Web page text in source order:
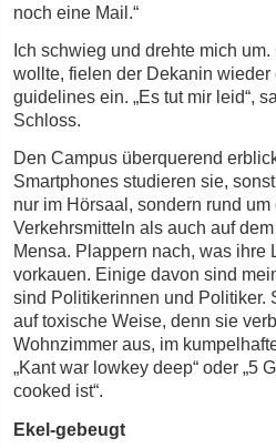
noch eine Mail.“
Ich schwieg und drehte mich
wollte, fielen der Dekanin
guidelines ein. „Es tut mir leid“,
Schloss.
Den Campus überquerend
Smartphones studieren sie,
nur im Hörsaal, sondern rund
Verkehrsmitteln als auch auf
Mensa. Plappern nach, was
vorkauen. Einige davon sind
sind Politikerinnen und Politiker.
auf toxische Weise, denn sie
Wohnzimmer aus, im
„Kant war lowkey deep“ oder „5
cooked ist“.
Ekel-gebeugt